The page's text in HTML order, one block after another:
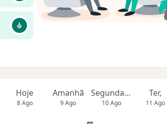
Hoje
8 Ago
Amanhã
9 Ago
Segunda-feira
10 Ago
Ter,
11 Ago